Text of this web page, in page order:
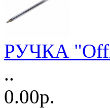
РУЧКА
..
0.00р.